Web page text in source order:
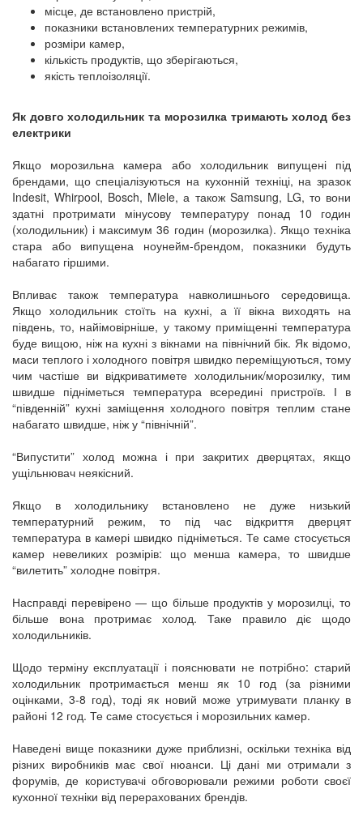
місце, де встановлено пристрій,
показники встановлених температурних режимів,
розміри камер,
кількість продуктів, що зберігаються,
якість теплоізоляції.
Як довго холодильник та морозилка тримають холод без
електрики
Якщо морозильна камера або холодильник випущені під
брендами, що спеціалізуються на кухонній техніці, на зразок
Indesit, Whirpool, Bosch, Miele, а також Samsung, LG, то вони
здатні протримати мінусову температуру понад 10 годин
(холодильник) і максимум 36 годин (морозилка). Якщо техніка
стара або випущена ноунейм-брендом, показники будуть
набагато гіршими.
Впливає також температура навколишнього середовища.
Якщо холодильник стоїть на кухні, а її вікна виходять на
південь, то, найімовірніше, у такому приміщенні температура
буде вищою, ніж на кухні з вікнами на північний бік. Як відомо,
маси теплого і холодного повітря швидко переміщуються, тому
чим частіше ви відкриватимете холодильник/морозилку, тим
швидше підніметься температура всередині пристроїв. І в
“південній” кухні заміщення холодного повітря теплим стане
набагато швидше, ніж у “північній”.
“Випустити” холод можна і при закритих дверцятах, якщо
ущільнювач неякісний.
Якщо в холодильнику встановлено не дуже низький
температурний режим, то під час відкриття дверцят
температура в камері швидко підніметься. Те саме стосується
камер невеликих розмірів: що менша камера, то швидше
“вилетить” холодне повітря.
Насправді перевірено — що більше продуктів у морозилці, то
більше вона протримає холод. Таке правило діє щодо
холодильників.
Щодо терміну експлуатації і пояснювати не потрібно: старий
холодильник протримається менш як 10 год (за різними
оцінками, 3-8 год), тоді як новий може утримувати планку в
районі 12 год. Те саме стосується і морозильних камер.
Наведені вище показники дуже приблизні, оскільки техніка від
різних виробників має свої нюанси. Ці дані ми отримали з
форумів, де користувачі обговорювали режими роботи своєї
кухонної техніки від перерахованих брендів.